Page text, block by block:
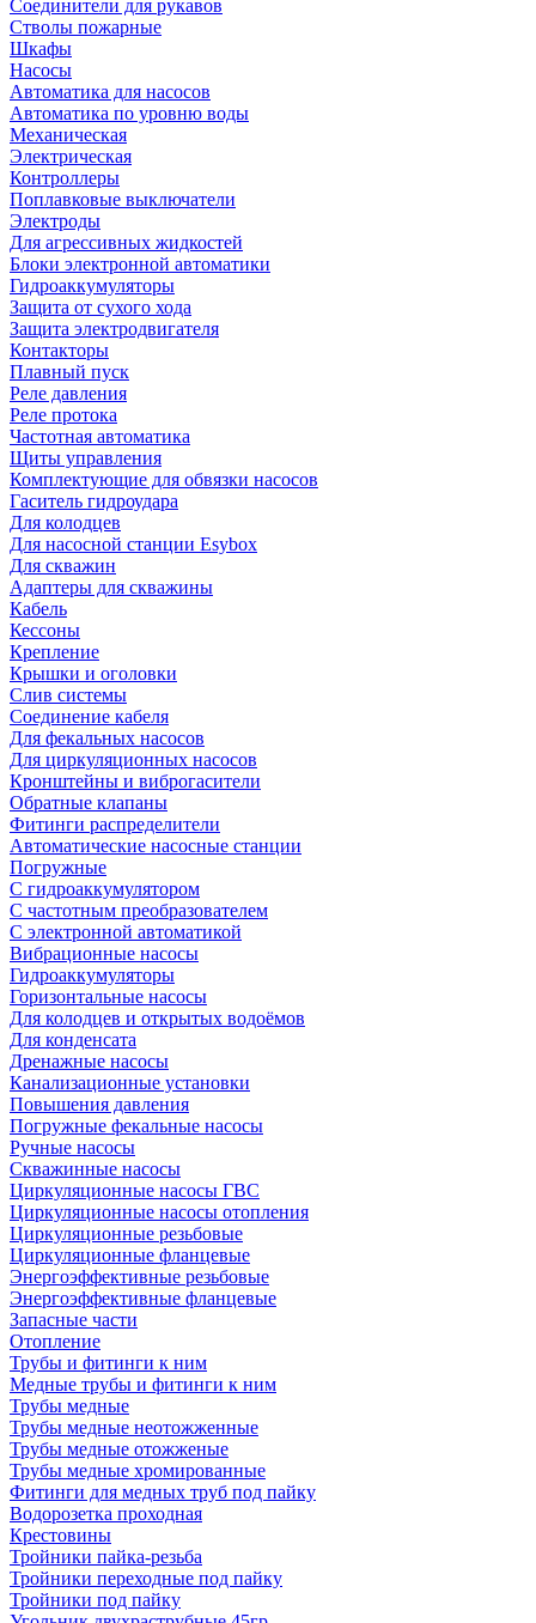
Соединители для рукавов
Стволы пожарные
Шкафы
Насосы
Автоматика для насосов
Автоматика по уровню воды
Механическая
Электрическая
Контроллеры
Поплавковые выключатели
Электроды
Для агрессивных жидкостей
Блоки электронной автоматики
Гидроаккумуляторы
Защита от сухого хода
Защита электродвигателя
Контакторы
Плавный пуск
Реле давления
Реле протока
Частотная автоматика
Щиты управления
Комплектующие для обвязки насосов
Гаситель гидроудара
Для колодцев
Для насосной станции Esybox
Для скважин
Адаптеры для скважины
Кабель
Кессоны
Крепление
Крышки и оголовки
Слив системы
Соединение кабеля
Для фекальных насосов
Для циркуляционных насосов
Кронштейны и виброгасители
Обратные клапаны
Фитинги распределители
Автоматические насосные станции
Погружные
С гидроаккумулятором
С частотным преобразователем
С электронной автоматикой
Вибрационные насосы
Гидроаккумуляторы
Горизонтальные насосы
Для колодцев и открытых водоёмов
Для конденсата
Дренажные насосы
Канализационные установки
Повышения давления
Погружные фекальные насосы
Ручные насосы
Скважинные насосы
Циркуляционные насосы ГВС
Циркуляционные насосы отопления
Циркуляционные резьбовые
Циркуляционные фланцевые
Энергоэффективные резьбовые
Энергоэффективные фланцевые
Запасные части
Отопление
Трубы и фитинги к ним
Медные трубы и фитинги к ним
Трубы медные
Трубы медные неотожженные
Трубы медные отожженые
Трубы медные хромированные
Фитинги для медных труб под пайку
Водорозетка проходная
Крестовины
Тройники пайка-резьба
Тройники переходные под пайку
Тройники под пайку